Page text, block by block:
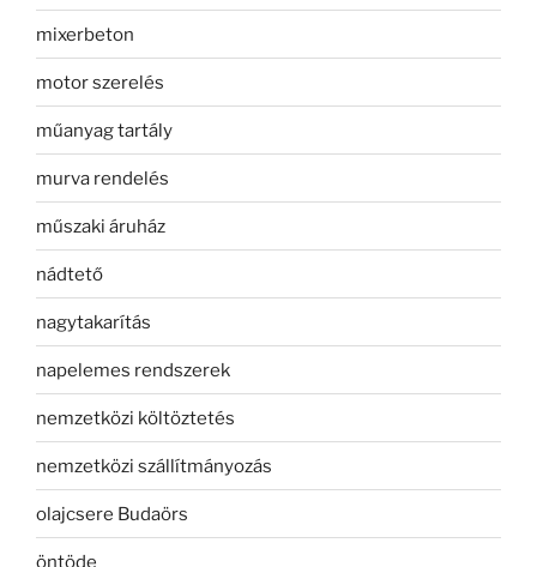
mixerbeton
motor szerelés
műanyag tartály
murva rendelés
műszaki áruház
nádtető
nagytakarítás
napelemes rendszerek
nemzetközi költöztetés
nemzetközi szállítmányozás
olajcsere Budaörs
öntöde